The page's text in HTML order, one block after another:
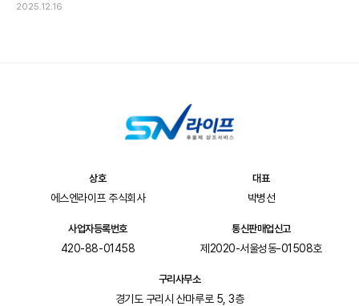
2025.12.16
상호
에스엔라이프 주식회사
대표
박병선
사업자등록번호
420-88-01458
통신판매업신고
제2020-서울성동-01508호
구리사무소
경기도 구리시 산마루로 5, 3층